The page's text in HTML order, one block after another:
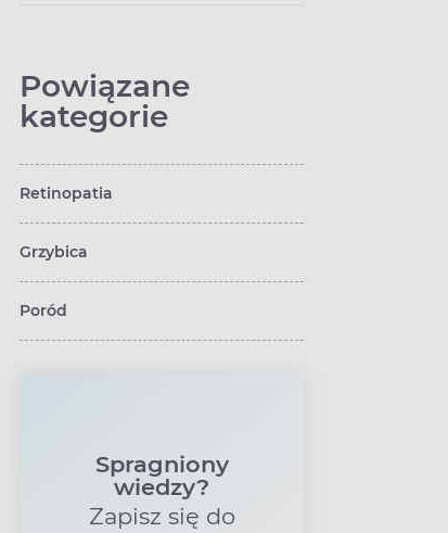
Powiązane
kategorie
Retinopatia
Grzybica
Poród
Spragniony
wiedzy?
Zapisz się do